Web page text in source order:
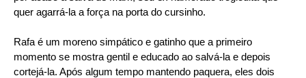
quer agarrá-la a força na porta do cursinho.
Rafa é um moreno simpático e gatinho que a primeiro
momento se mostra gentil e educado ao salvá-la e depois
cortejá-la. Após algum tempo mantendo paquera, eles dois